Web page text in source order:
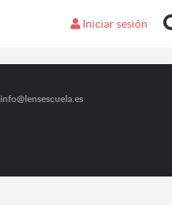
Iniciar sesión
info@lensescuela.es